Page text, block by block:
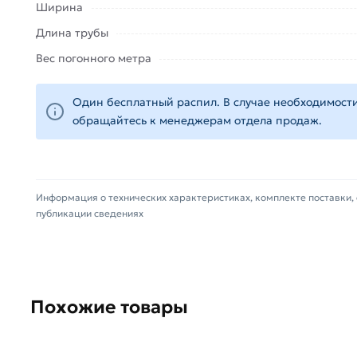
контактам указанным на сайте.
профессиональные менеджеры обработают
Данний товар от производителя Северсталь
Ширина
Длина трубы
Вес погонного метра
Один бесплатный распил. В случае
обращайтесь к менеджерам отдела продаж.
Информация о технических характеристиках, комплекте
публикации сведениях
Похожие товары